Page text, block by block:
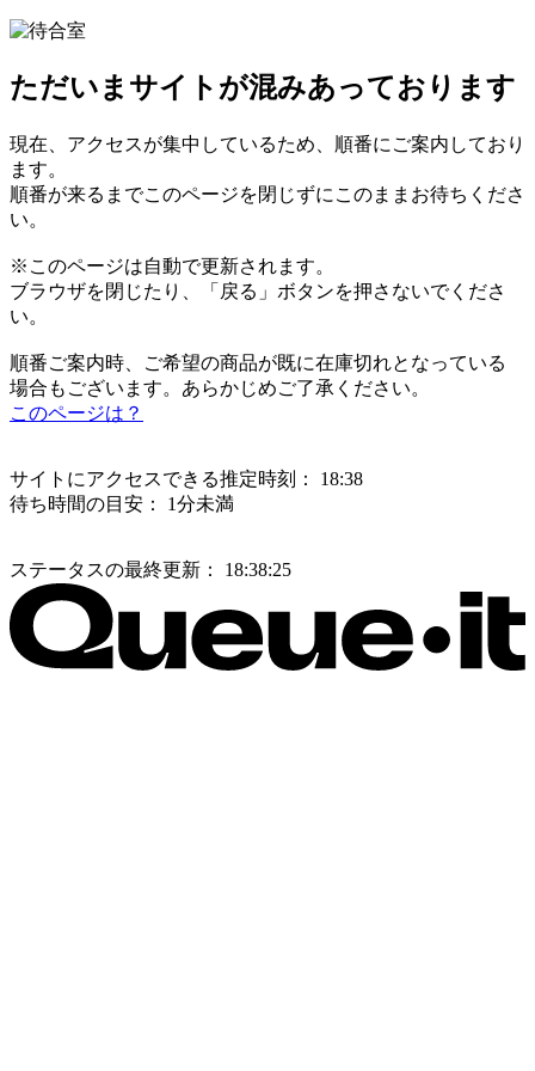
ただいまサイトが混みあっております
現在、アクセスが集中しているため、順番にご案内しており
ます。
順番が来るまでこのページを閉じずにこのままお待ちくださ
い。
※このページは自動で更新されます。
ブラウザを閉じたり、「戻る」ボタンを押さないでくださ
い。
順番ご案内時、ご希望の商品が既に在庫切れとなっている
場合もございます。あらかじめご了承ください。
このページは？
サイトにアクセスできる推定時刻：
18:38
待ち時間の目安：
1分未満
ステータスの最終更新： 18:38:25